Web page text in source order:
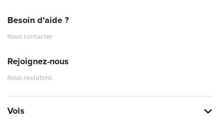
Besoin d'aide ?
Nous contacter
Rejoignez-nous
Nous recrutons
Vols